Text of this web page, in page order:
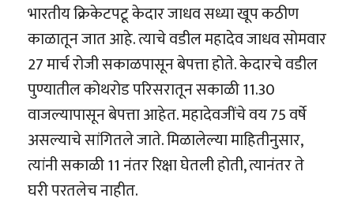
भारतीय क्रिकेटपटू केदार जाधव सध्या खूप कठीण
काळातून जात आहे. त्याचे वडील महादेव जाधव सोमवार
27 मार्च रोजी सकाळपासून बेपत्ता होते. केदारचे वडील
पुण्यातील कोथरोड परिसरातून सकाळी 11.30
वाजल्यापासून बेपत्ता आहेत. महादेवजींचे वय 75 वर्षे
असल्याचे सांगितले जाते. मिळालेल्या माहितीनुसार,
त्यांनी सकाळी 11 नंतर रिक्षा घेतली होती, त्यानंतर ते
घरी परतलेच नाहीत.